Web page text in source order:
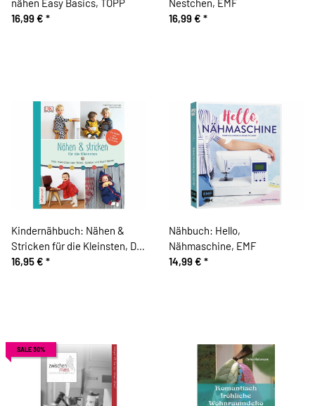
nähen Easy Basics, TOPP
16,99 € *
Nestchen, EMF
16,99 € *
Kindernähbuch: Nähen &
Stricken für die Kleinsten, DK
Verlag
16,95 € *
Nähbuch: Hello,
Nähmaschine, EMF
14,99 € *
SALE 30%